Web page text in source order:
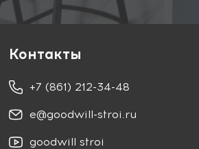
Контакты
+7 (861) 212-34-48
e@goodwill-stroi.ru
goodwill stroi